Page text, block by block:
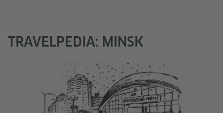
TRAVELPEDIA: MINSK